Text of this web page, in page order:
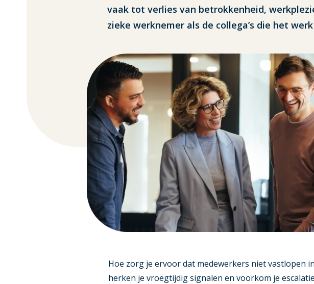
vaak tot verlies van betrokkenheid,
zieke werknemer als de collega’s die het
Hoe zorg je ervoor dat medewerkers niet vastlopen
herken je vroegtijdig signalen en voorkom je